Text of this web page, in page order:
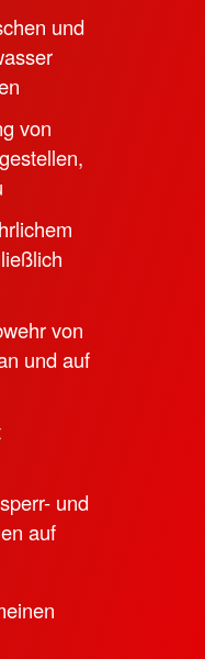
und
von
von
und auf
und
auf